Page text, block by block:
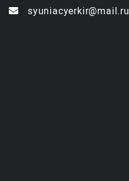
syuniacyerkir@mail.ru